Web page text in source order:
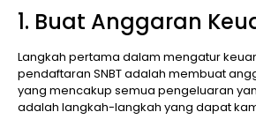
1. Buat Anggaran
Langkah pertama dalam mengatur
pendaftaran SNBT adalah membuat
yang mencakup semua pengeluaran
adalah langkah-langkah yang dapat